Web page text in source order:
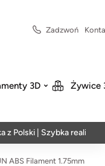
Zadzwoń
3D Żywice
| Szybka realizacja w 24h
ABS Filament 1.75mm